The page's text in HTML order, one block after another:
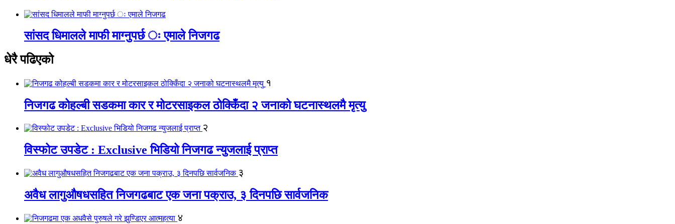
सांसद धिमालले माफी माग्नुपर्छ ः एमाले निजगढ
धेरै पढिएको
१
निजगढ कोहल्बी सडकमा कार र मोटरसाइकल ठोक्किँदा २ जनाको घटनास्थलमै मृत्यु
२
विस्फोट उपडेट : Exclusive भिडियो निजगढ न्युजलाई प्राप्त
३
अवैध लागुऔषधसहित निजगढबाट एक जना पक्राउ, ३ दिनपछि सार्वजनिक
४